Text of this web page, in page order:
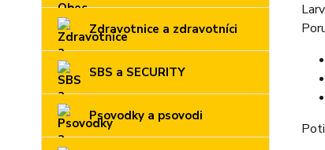
Zdravotnice a zdravotníci
SBS a SECURITY
Psovodky a psovodi